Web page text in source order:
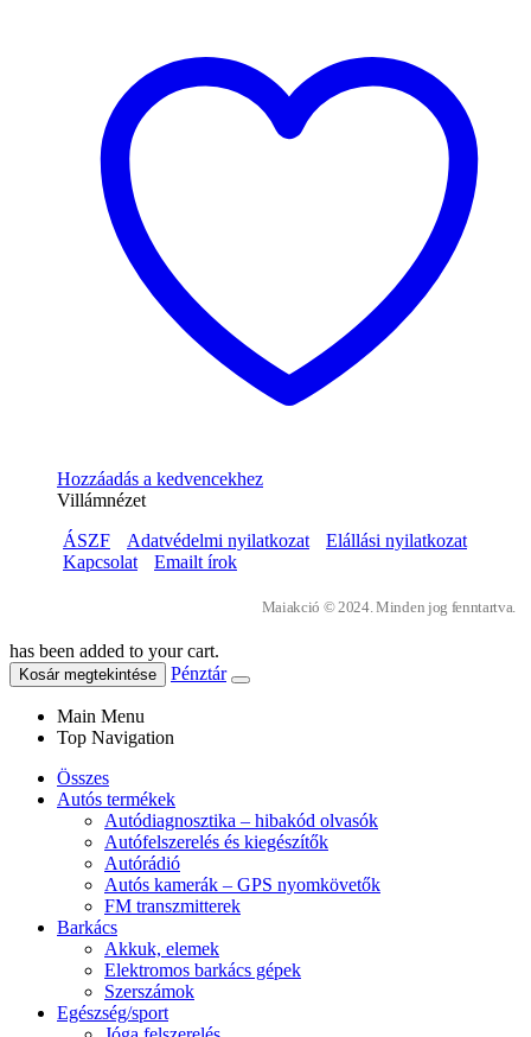
Hozzáadás a kedvencekhez
Villámnézet
ÁSZF
Adatvédelmi nyilatkozat
Elállási nyilatkozat
Kapcsolat
Emailt írok
Maiakció © 2024. Minden jog fenntartva.
has been added to your cart.
Kosár megtekintése Pénztár
Main Menu
Top Navigation
Összes
Autós termékek
Autódiagnosztika – hibakód olvasók
Autófelszerelés és kiegészítők
Autórádió
Autós kamerák – GPS nyomkövetők
FM transzmitterek
Barkács
Akkuk, elemek
Elektromos barkács gépek
Szerszámok
Egészség/sport